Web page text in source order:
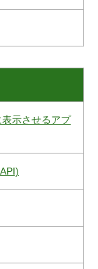
示させるアプ